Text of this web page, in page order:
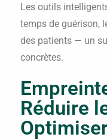
Les outils
temps de guérison,
des patients — un
concrètes.
Réduire